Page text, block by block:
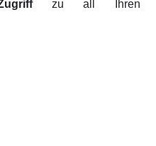
zu all Ihren